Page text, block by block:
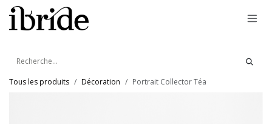
Se rendre au contenu
Tous les produits Décoration Portrait Collector Téa